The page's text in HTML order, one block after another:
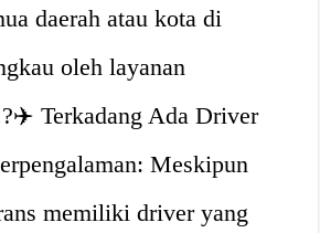
daerah atau kota di
oleh layanan
Terkadang Ada Driver
Meskipun
memiliki driver yang